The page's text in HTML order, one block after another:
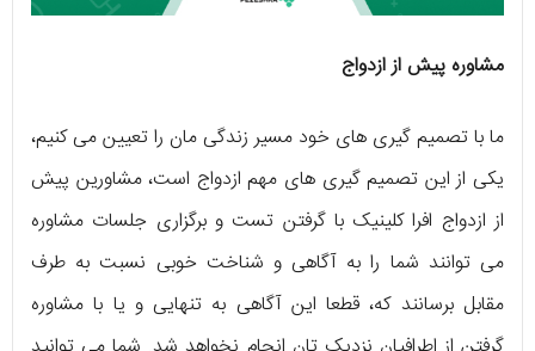
مشاوره پیش از ازدواج
ما با تصمیم گیری های خود مسیر زندگی مان را تعیین می کنیم،
یکی از این تصمیم گیری های مهم ازدواج است، مشاورین پیش
از ازدواج افرا کلینیک با گرفتن تست و برگزاری جلسات مشاوره
می توانند شما را به آگاهی و شناخت خوبی نسبت به طرف
مقابل برسانند که، قطعا این آگاهی به تنهایی و یا با مشاوره